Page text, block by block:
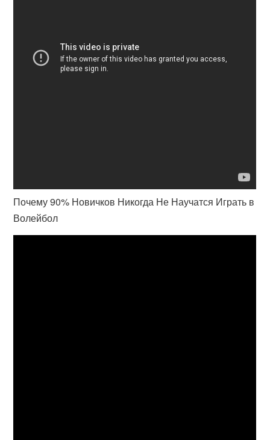
Почему 90% Новичков Никогда Не Научатся Играть в
Волейбол